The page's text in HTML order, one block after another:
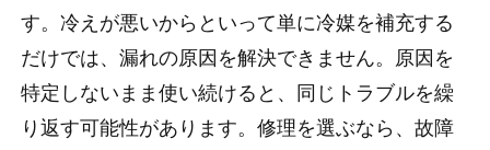
す。冷えが悪いからといって単に冷媒を補充する
だけでは、漏れの原因を解決できません。原因を
特定しないまま使い続けると、同じトラブルを繰
り返す可能性があります。修理を選ぶなら、故障